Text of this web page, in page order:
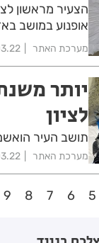
הצעיר מראשון
אופנוע במושב
מערכת האתר
יותר
לציון
תושב העיר
מערכת האתר
5
6
7
8
9